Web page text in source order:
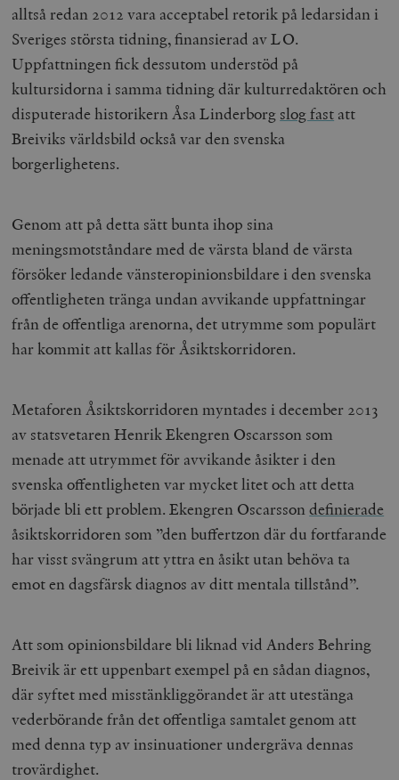
alltså redan 2012 vara acceptabel retorik på ledarsidan i
Sveriges största tidning, finansierad av LO.
Uppfattningen fick dessutom understöd på
kultursidorna i samma tidning där kulturredaktören och
disputerade historikern Åsa Linderborg slog fast att
Breiviks världsbild också var den svenska
borgerlighetens.
Genom att på detta sätt bunta ihop sina
meningsmotståndare med de värsta bland de värsta
försöker ledande vänsteropinionsbildare i den svenska
offentligheten tränga undan avvikande uppfattningar
från de offentliga arenorna, det utrymme som populärt
har kommit att kallas för Åsiktskorridoren.
Metaforen Åsiktskorridoren myntades i december 2013
av statsvetaren Henrik Ekengren Oscarsson som
menade att utrymmet för avvikande åsikter i den
svenska offentligheten var mycket litet och att detta
började bli ett problem. Ekengren Oscarssondefinierade
åsiktskorridoren som ”den buffertzon där du fortfarande
har visst svängrum att yttra en åsikt utan behöva ta
emot en dagsfärsk diagnos av ditt mentala tillstånd”.
Att som opinionsbildare bli liknad vid Anders Behring
Breivik är ett uppenbart exempel på en sådan diagnos,
där syftet med misstänkliggörandet är att utestänga
vederbörande från det offentliga samtalet genom att
med denna typ av insinuationer undergräva dennas
trovärdighet.